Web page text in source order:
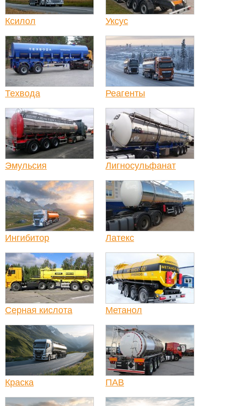
Ксилол Уксус
Техвода Реагенты
Эмульсия Лигносульфанат
Ингибитор Латекс
Серная кислота Метанол
Краска ПАВ